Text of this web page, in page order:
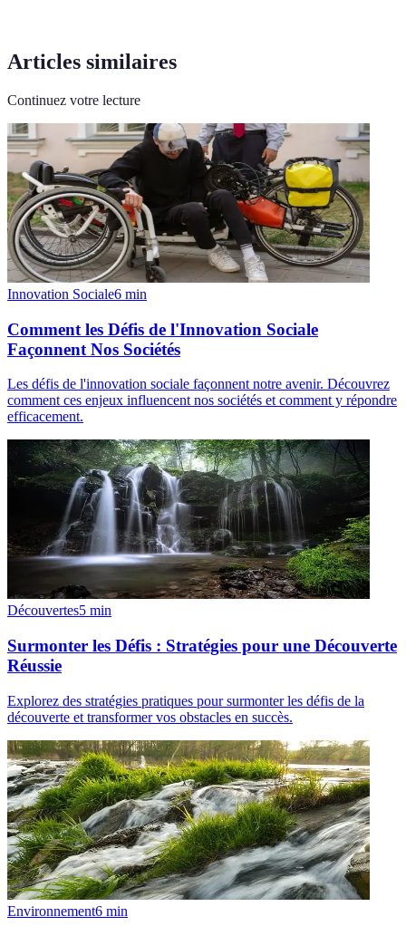
Articles similaires
Continuez votre lecture
Innovation Sociale6 min
Comment les Défis de l'Innovation Sociale
Façonnent Nos Sociétés
Les défis de l'innovation sociale façonnent notre avenir. Découvrez
comment ces enjeux influencent nos sociétés et comment y répondre
efficacement.
Découvertes5 min
Surmonter les Défis : Stratégies pour une Découverte
Réussie
Explorez des stratégies pratiques pour surmonter les défis de la
découverte et transformer vos obstacles en succès.
Environnement6 min